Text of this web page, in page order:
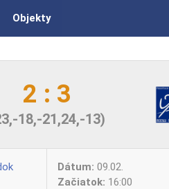
Objekty
2 : 3
18,-21,24,-13)
Dátum: 09.02.
Začiatok: 16:00